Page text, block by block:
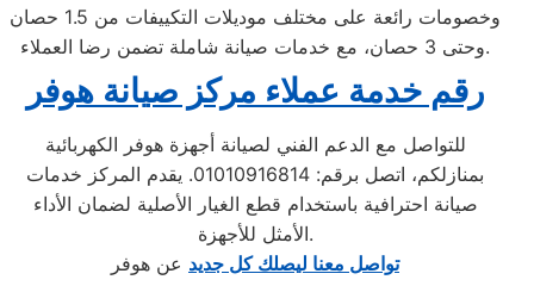
وخصومات رائعة على مختلف موديلات التكييفات من 1.5 حصان
وحتى 3 حصان، مع خدمات صيانة شاملة تضمن رضا العملاء.
رقم خدمة عملاء مركز صيانة هوفر
للتواصل مع الدعم الفني لصيانة أجهزة هوفر الكهربائية
بمنازلكم، اتصل برقم: 01010916814. يقدم المركز خدمات
صيانة احترافية باستخدام قطع الغيار الأصلية لضمان الأداء
الأمثل للأجهزة.
تواصل معنا ليصلك كل جديد عن هوفر